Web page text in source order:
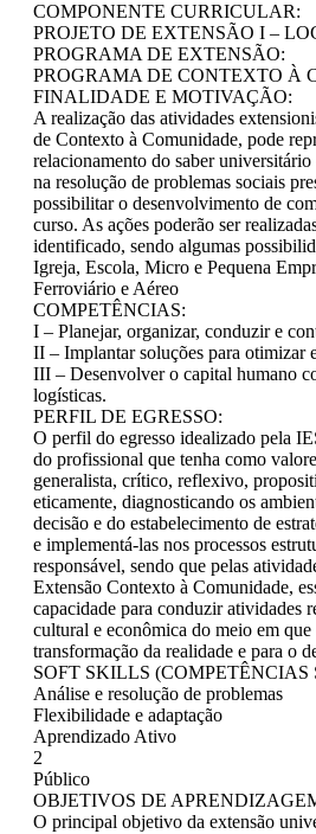
COMPONENTE CURRICULAR:
PROJETO DE EXTENSÃO I –
PROGRAMA DE EXTENSÃO:
PROGRAMA DE CONTEXTO À
FINALIDADE E MOTIVAÇÃO:
A realização das atividades
de Contexto à Comunidade, pode
relacionamento do saber
na resolução de problemas sociais
possibilitar o desenvolvimento de
curso. As ações poderão ser
identificado, sendo algumas
Igreja, Escola, Micro e Pequena
Ferroviário e Aéreo
COMPETÊNCIAS:
I – Planejar, organizar, conduzir e
II – Implantar soluções para otimizar
III – Desenvolver o capital humano
logísticas.
PERFIL DE EGRESSO:
O perfil do egresso idealizado pela
do profissional que tenha como
generalista, crítico, reflexivo,
eticamente, diagnosticando os
decisão e do estabelecimento de
e implementá-las nos processos
responsável, sendo que pelas
Extensão Contexto à Comunidade,
capacidade para conduzir atividades
cultural e econômica do meio em que
transformação da realidade e para o
SOFT SKILLS
Análise e resolução de problemas
Flexibilidade e adaptação
Aprendizado Ativo
2
Público
OBJETIVOS DE
O principal objetivo da extensão